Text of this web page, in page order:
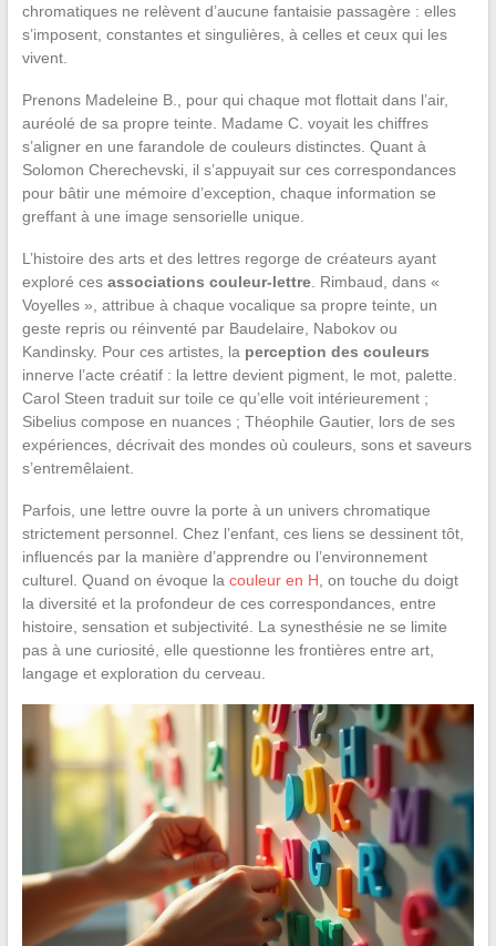
chromatiques ne relèvent d’aucune fantaisie passagère : elles
s’imposent, constantes et singulières, à celles et ceux qui les
vivent.
Prenons Madeleine B., pour qui chaque mot flottait dans l’air,
auréolé de sa propre teinte. Madame C. voyait les chiffres
s’aligner en une farandole de couleurs distinctes. Quant à
Solomon Cherechevski, il s’appuyait sur ces correspondances
pour bâtir une mémoire d’exception, chaque information se
greffant à une image sensorielle unique.
L’histoire des arts et des lettres regorge de créateurs ayant
exploré ces associations couleur-lettre. Rimbaud, dans «
Voyelles », attribue à chaque vocalique sa propre teinte, un
geste repris ou réinventé par Baudelaire, Nabokov ou
Kandinsky. Pour ces artistes, la perception des couleurs
innerve l’acte créatif : la lettre devient pigment, le mot, palette.
Carol Steen traduit sur toile ce qu’elle voit intérieurement ;
Sibelius compose en nuances ; Théophile Gautier, lors de ses
expériences, décrivait des mondes où couleurs, sons et saveurs
s’entremêlaient.
Parfois, une lettre ouvre la porte à un univers chromatique
strictement personnel. Chez l’enfant, ces liens se dessinent tôt,
influencés par la manière d’apprendre ou l’environnement
culturel. Quand on évoque la couleur en H , on touche du doigt
la diversité et la profondeur de ces correspondances, entre
histoire, sensation et subjectivité. La synesthésie ne se limite
pas à une curiosité, elle questionne les frontières entre art,
langage et exploration du cerveau.